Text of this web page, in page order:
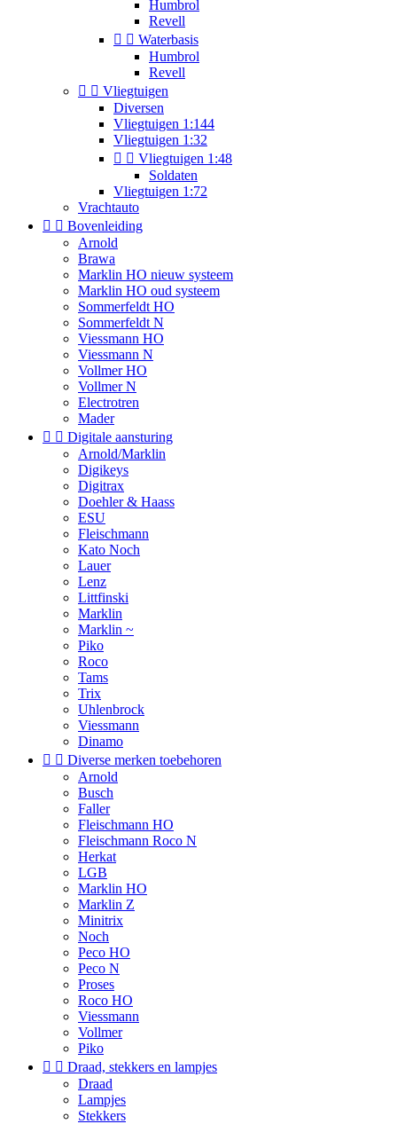
Humbrol
Revell
  Waterbasis
Humbrol
Revell
  Vliegtuigen
Diversen
Vliegtuigen 1:144
Vliegtuigen 1:32
  Vliegtuigen 1:48
Soldaten
Vliegtuigen 1:72
Vrachtauto
  Bovenleiding
Arnold
Brawa
Marklin HO nieuw systeem
Marklin HO oud systeem
Sommerfeldt HO
Sommerfeldt N
Viessmann HO
Viessmann N
Vollmer HO
Vollmer N
Electrotren
Mader
  Digitale aansturing
Arnold/Marklin
Digikeys
Digitrax
Doehler & Haass
ESU
Fleischmann
Kato Noch
Lauer
Lenz
Littfinski
Marklin
Marklin ~
Piko
Roco
Tams
Trix
Uhlenbrock
Viessmann
Dinamo
  Diverse merken toebehoren
Arnold
Busch
Faller
Fleischmann HO
Fleischmann Roco N
Herkat
LGB
Marklin HO
Marklin Z
Minitrix
Noch
Peco HO
Peco N
Proses
Roco HO
Viessmann
Vollmer
Piko
  Draad, stekkers en lampjes
Draad
Lampjes
Stekkers